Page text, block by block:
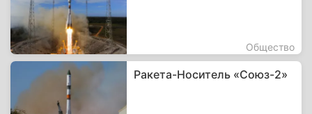
Общество
Ракета-Носитель «Союз-2»